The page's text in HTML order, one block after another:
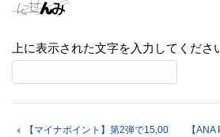
上に表示された文字を入力してくださ
【マイナポイント】第2弾で15,00
【